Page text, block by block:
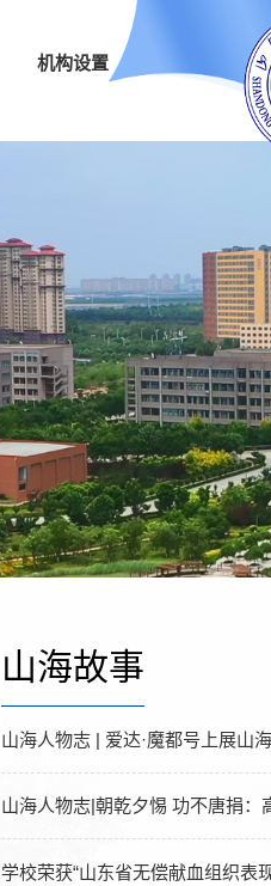
机构设置
山海故事
山海人物志 | 爱达·魔都号上展山
山海人物志|朝乾夕惕 功不唐捐
学校荣获“山东省无偿献血组织表